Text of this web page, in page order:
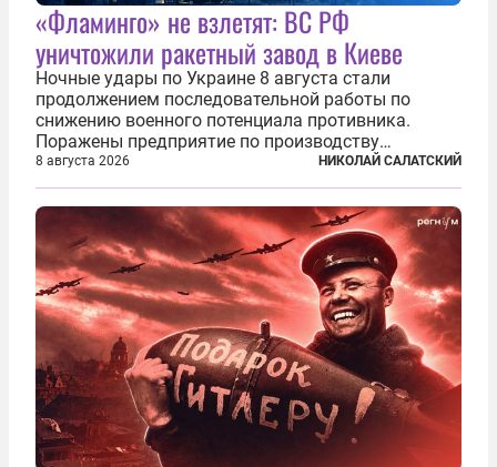
«Фламинго» не взлетят: ВС РФ
уничтожили ракетный завод в Киеве
Ночные удары по Украине 8 августа стали
продолжением последовательной работы по
снижению военного потенциала противника.
Поражены предприятие по производству
крылатых ракет, крупный склад топлива и два
сухогруза с военными грузами. Дополнительно
нанесены удары по объектам в ряде городов. В
Киеве...
8 августа 2026 НИКОЛАЙ САЛАТСКИЙ